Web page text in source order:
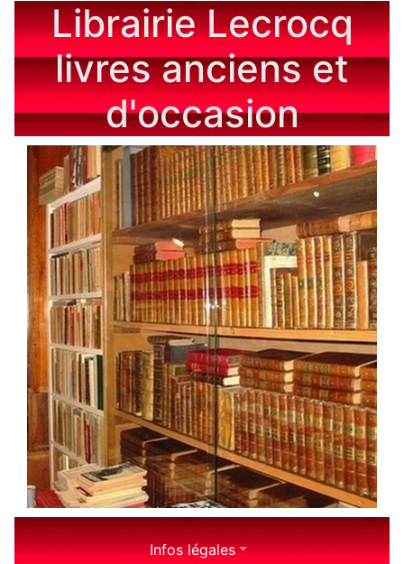
Librairie Lecrocq
livres anciens et
d'occasion
Infos légales